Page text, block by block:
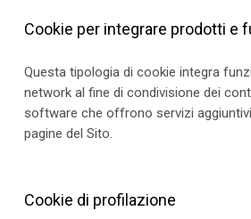
Cookie per integrare prodotti e
Questa tipologia di cookie integra
network al fine di condivisione dei
software che offrono servizi
pagine del Sito.
Cookie di profilazione